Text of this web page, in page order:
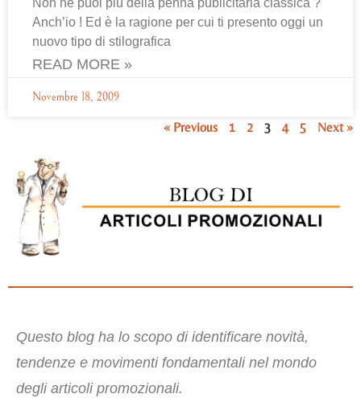
Non ne puoi più della penna publicitaria classica ?
Anch’io ! Ed è la ragione per cui ti presento oggi un
nuovo tipo di stilografica
READ MORE »
Novembre 18, 2009
« Previous 1 2 3 4 5 Next »
Questo blog ha lo scopo di identificare novità,
tendenze e movimenti fondamentali nel mondo
degli articoli promozionali.